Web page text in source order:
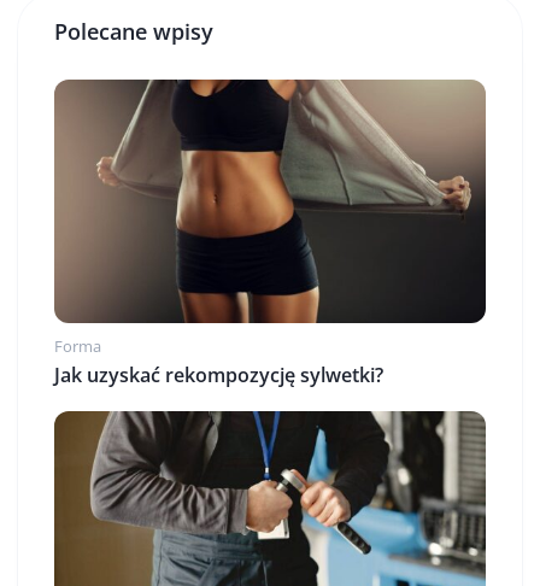
Polecane wpisy
Forma
Jak uzyskać rekompozycję sylwetki?